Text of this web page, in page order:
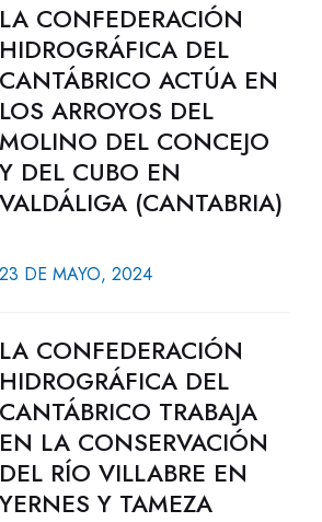
LA CONFEDERACIÓN
HIDROGRÁFICA DEL
CANTÁBRICO ACTÚA EN
LOS ARROYOS DEL
MOLINO DEL CONCEJO
Y DEL CUBO EN
VALDÁLIGA (CANTABRIA)
23 DE MAYO, 2024
LA CONFEDERACIÓN
HIDROGRÁFICA DEL
CANTÁBRICO TRABAJA
EN LA CONSERVACIÓN
DEL RÍO VILLABRE EN
YERNES Y TAMEZA